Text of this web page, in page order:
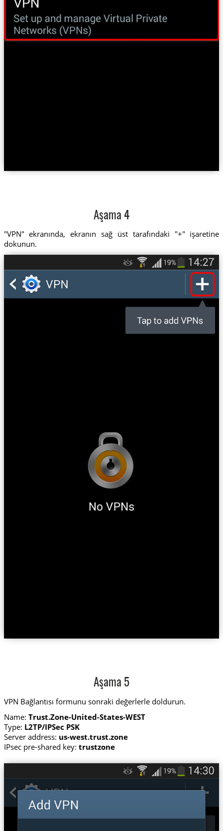
Aşama 4
"VPN" ekranında, ekranın sağ üst tarafındaki "+" işaretine
dokunun.
Aşama 5
VPN Bağlantısı formunu sonraki değerlerle doldurun.
Name: Trust.Zone-United-States-WEST
Type: L2TP/IPSec PSK
Server address: us-west.trust.zone
IPsec pre-shared key: trustzone